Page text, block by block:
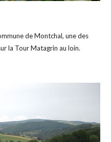
de Montchal, une des
la Tour Matagrin au loin.